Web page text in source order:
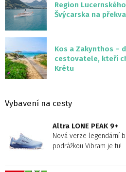
Region
Švýcarska na
Kos a Zakynthos –
cestovatele, kteří
Krétu
Vybavení na cesty
Altra LONE PEAK 9+
Nová verze legendární
podrážkou Vibram je tu!